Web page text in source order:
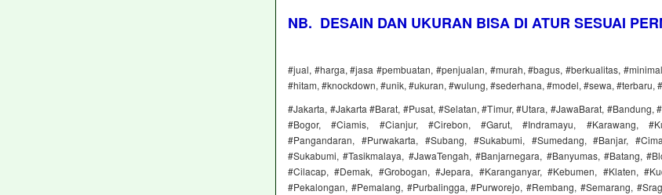
NB. DESAIN DAN UKURAN BISA DI ATUR SESUAI
#jual, #harga, #jasa #pembuatan, #penjualan, #murah, #bagus, #berkualitas,
#hitam, #knockdown, #unik, #ukuran, #wulung, #sederhana, #model, #sewa, #terbaru,
#Jakarta, #Jakarta #Barat, #Pusat, #Selatan, #Timur, #Utara, #JawaBarat, #Bandung,
#Bogor, #Ciamis, #Cianjur, #Cirebon, #Garut, #Indramayu, #Karawang,
#Pangandaran, #Purwakarta, #Subang, #Sukabumi, #Sumedang, #Banjar,
#Sukabumi, #Tasikmalaya, #JawaTengah, #Banjarnegara, #Banyumas, #Batang,
#Cilacap, #Demak, #Grobogan, #Jepara, #Karanganyar, #Kebumen, #Klaten,
#Pekalongan, #Pemalang, #Purbalingga, #Purworejo, #Rembang, #Semarang,